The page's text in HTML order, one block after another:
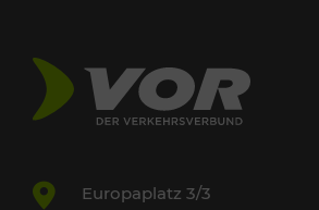
Europaplatz 3/3